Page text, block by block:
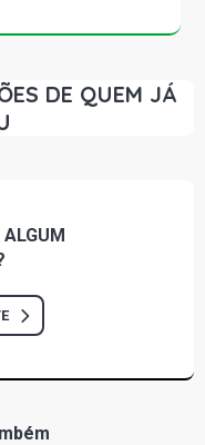
DE QUEM JÁ
ALGUM